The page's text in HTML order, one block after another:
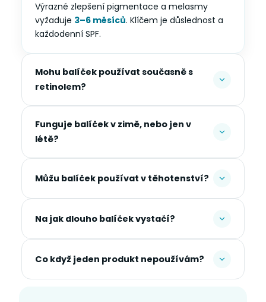
Výrazné zlepšení pigmentace a melasmy
vyžaduje 3–6 měsíců. Klíčem je důslednost a
každodenní SPF.
Mohu balíček používat současně s
retinolem?
Funguje balíček v zimě, nebo jen v
létě?
Můžu balíček používat v těhotenství?
Na jak dlouho balíček vystačí?
Co když jeden produkt nepoužívám?